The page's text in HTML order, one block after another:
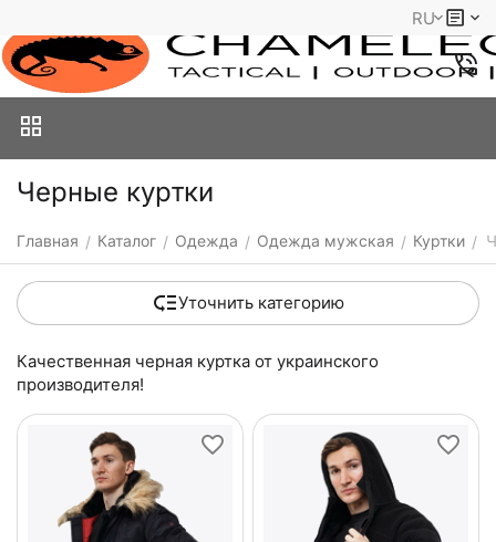
RU
Черные куртки
Главная / Каталог / Одежда / Одежда мужская / Куртки /
Уточнить категорию
Качественная черная куртка от украинского
производителя!